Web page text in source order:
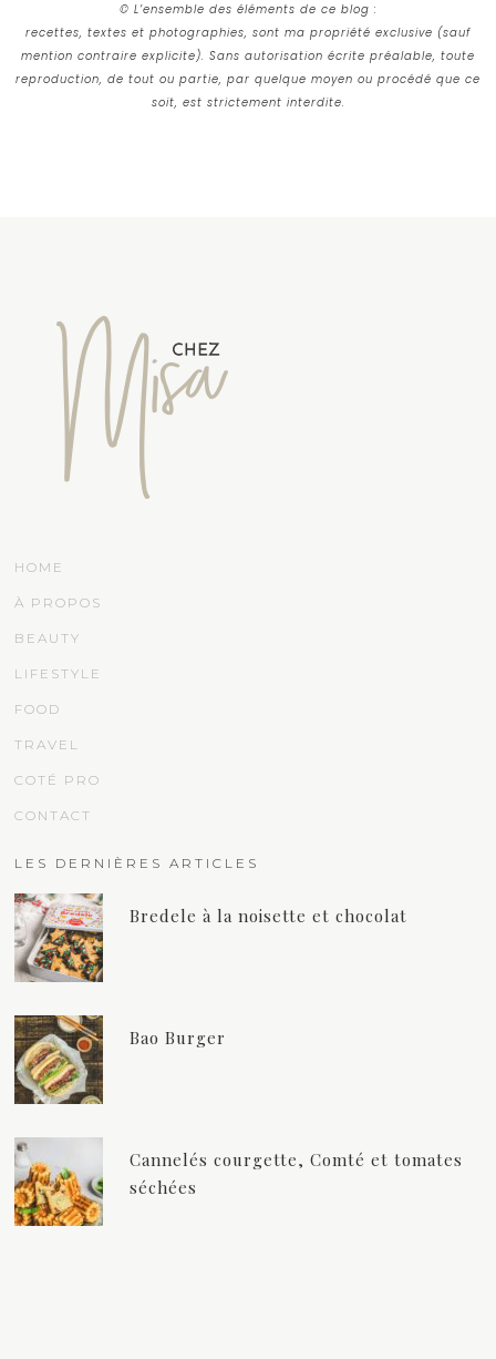
© L’ensemble des éléments de ce blog :
recettes, textes et photographies, sont ma propriété exclusive (sauf
mention contraire explicite). Sans autorisation écrite préalable, toute
reproduction, de tout ou partie, par quelque moyen ou procédé que ce
soit, est strictement interdite.
HOME
À PROPOS
BEAUTY
LIFESTYLE
FOOD
TRAVEL
COTÉ PRO
CONTACT
LES DERNIÈRES ARTICLES
Bredele à la noisette et chocolat
Bao Burger
Cannelés courgette, Comté et tomates
séchées